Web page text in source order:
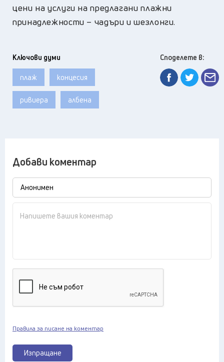
цени на услуги на предлагани плажни
принадлежности – чадъри и шезлонги.
Ключови думи
плаж концесия
ривиера албена
Споделете в:
Добави коментар
Изпращане
Правила за писане на коментар